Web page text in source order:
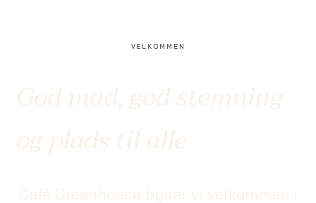
VELKOMMEN